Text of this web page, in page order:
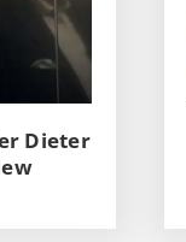
Dieter